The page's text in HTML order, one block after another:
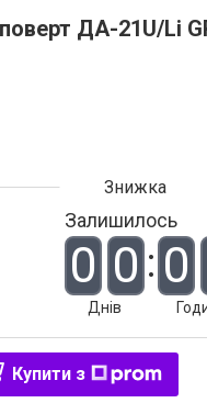
ДА-21U/Li
Залишилось
0 0
Днів
0
Купити з